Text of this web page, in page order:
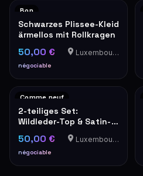
Bon
Schwarzes Plissee-Kleid
ärmellos mit Rollkragen
50,00 €
négociable
Luxembourg-Cents
Comme neuf
2-teiliges Set:
Wildleder-Top & Satin-
Trägerbluse in Camel
50,00 €
négociable
Luxembourg-Cents